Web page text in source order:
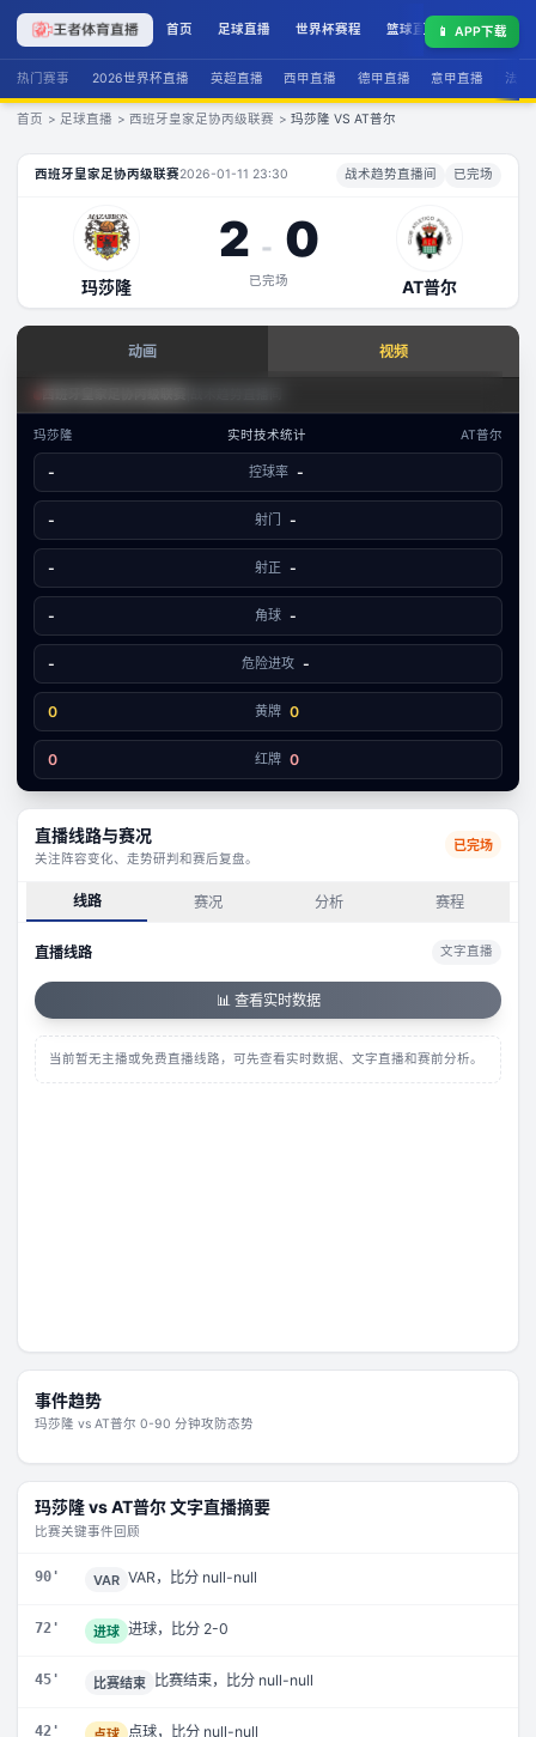
首页 足球直播 世界杯赛程 篮球直播 联赛积分
📱 APP下载
热门赛事 2026世界杯直播 英超直播 西甲直播 德甲直播 意甲直播 法甲
首页 > 足球直播 > 西班牙皇家足协丙级联赛 > 玛莎隆 VS AT普尔
玛莎隆VSAT普尔直播
西班牙皇家足协丙级联赛2026-01-11 23:30 战术趋势直播间 已完场
玛莎隆
2 - 0
已完场 AT普尔
动画 视频
西班牙皇家足协丙级联赛 攻防态势
已结束
玛莎隆
2
数据视图
-
AT普尔
0
玛莎隆 实时技术统计 AT普尔
- 控球率 -
- 射门 -
- 射正 -
- 角球 -
- 危险进攻 -
0 黄牌 0
0 红牌 0
直播线路与赛况
关注阵容变化、走势研判和赛后复盘。
已完场
线路 赛况 分析 赛程
直播线路 文字直播
📊 查看实时数据
当前暂无主播或免费直播线路，可先查看实时数据、文字直播和赛前分析。
事件趋势
玛莎隆 vs AT普尔 0-90 分钟攻防态势
玛莎隆vsAT普尔文字直播摘要
比赛关键事件回顾
90' VAR VAR，比分 null-null
72' 进球 进球，比分 2-0
45' 比赛结束 比赛结束，比分 null-null
42' 点球，比分 null-null